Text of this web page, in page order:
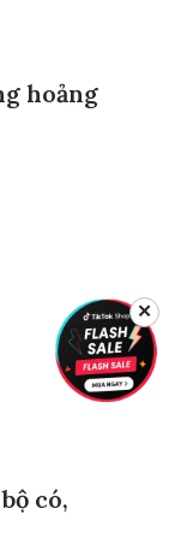
hoảng
có,
✕